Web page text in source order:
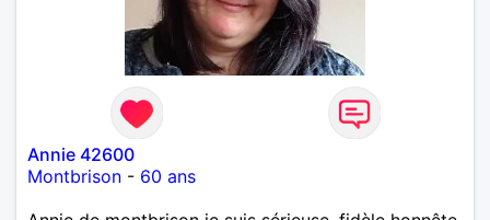
Annie 42600
Montbrison - 60 ans